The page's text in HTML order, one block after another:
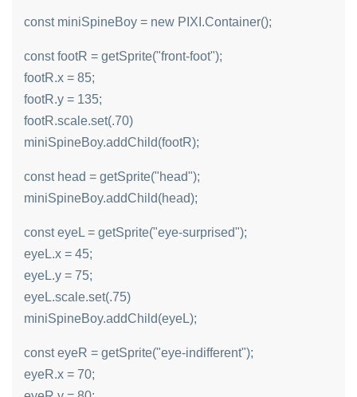
const miniSpineBoy = new PIXI.Container();
const footR = getSprite("front-foot");
footR.x = 85;
footR.y = 135;
footR.scale.set(.70)
miniSpineBoy.addChild(footR);
const head = getSprite("head");
miniSpineBoy.addChild(head);
const eyeL = getSprite("eye-surprised");
eyeL.x = 45;
eyeL.y = 75;
eyeL.scale.set(.75)
miniSpineBoy.addChild(eyeL);
const eyeR = getSprite("eye-indifferent");
eyeR.x = 70;